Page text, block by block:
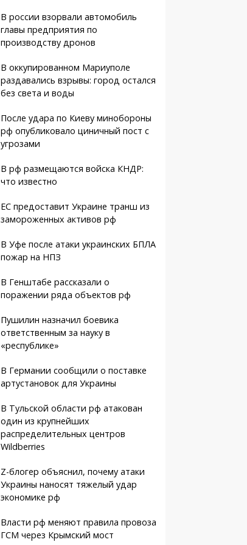
В россии взорвали автомобиль
главы предприятия по
производству дронов
В оккупированном Мариуполе
раздавались взрывы: город остался
без света и воды
После удара по Киеву минобороны
рф опубликовало циничный пост с
угрозами
В рф размещаются войска КНДР:
что известно
ЕС предоставит Украине транш из
замороженных активов рф
В Уфе после атаки украинских БПЛА
пожар на НПЗ
В Генштабе рассказали о
поражении ряда объектов рф
Пушилин назначил боевика
ответственным за науку в
«республике»
В Германии сообщили о поставке
артустановок для Украины
В Тульской области рф атакован
один из крупнейших
распределительных центров
Wildberries
Z-блогер объяснил, почему атаки
Украины наносят тяжелый удар
экономике рф
Власти рф меняют правила провоза
ГСМ через Крымский мост